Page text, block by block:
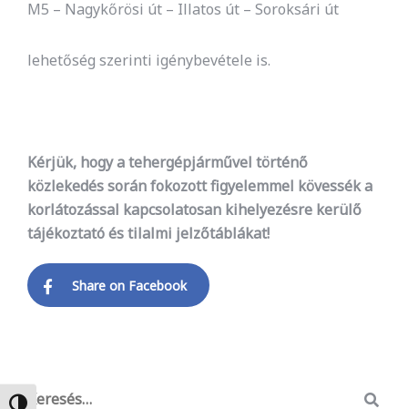
M5 – Nagykőrösi út – Illatos út – Soroksári út
lehetőség szerinti igénybevétele is.
Kérjük, hogy a tehergépjárművel történő
közlekedés során fokozott figyelemmel kövessék a
korlátozással kapcsolatosan kihelyezésre kerülő
tájékoztató és tilalmi jelzőtáblákat!
Share on Facebook